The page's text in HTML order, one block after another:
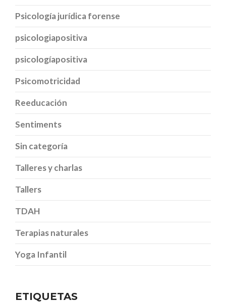
Psicología jurídica forense
psicologiapositiva
psicologíapositiva
Psicomotricidad
Reeducación
Sentiments
Sin categoría
Talleres y charlas
Tallers
TDAH
Terapias naturales
Yoga Infantil
ETIQUETAS